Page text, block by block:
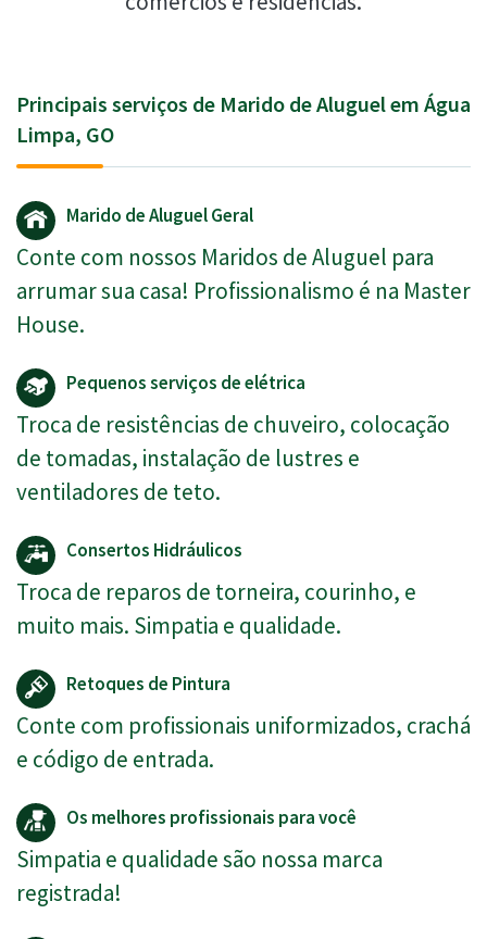
Principais serviços de Marido de Aluguel em Água
Limpa, GO
Marido de Aluguel Geral
Conte com nossos Maridos de Aluguel para
arrumar sua casa! Profissionalismo é na Master
House.
Pequenos serviços de elétrica
Troca de resistências de chuveiro, colocação
de tomadas, instalação de lustres e
ventiladores de teto.
Consertos Hidráulicos
Troca de reparos de torneira, courinho, e
muito mais. Simpatia e qualidade.
Retoques de Pintura
Conte com profissionais uniformizados, crachá
e código de entrada.
Os melhores profissionais para você
Simpatia e qualidade são nossa marca
registrada!